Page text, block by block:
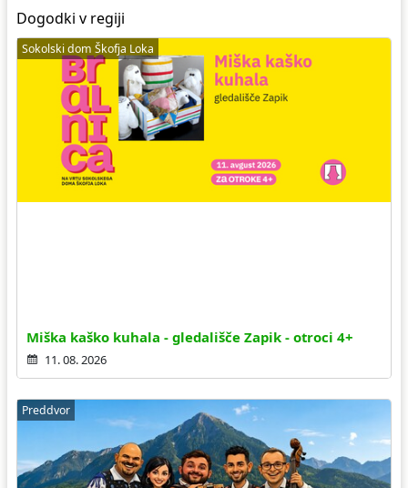
Dogodki v regiji
Sokolski dom Škofja Loka
Miška kaško kuhala - gledališče Zapik - otroci 4+
11. 08. 2026
Preddvor